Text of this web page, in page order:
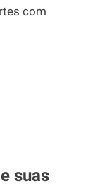
com
suas